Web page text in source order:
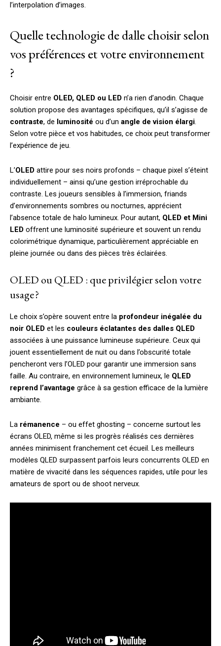
l’interpolation d’images.
Quelle technologie de dalle choisir selon
vos préférences et votre environnement
?
Choisir entre OLED, QLED ou LED n’a rien d’anodin. Chaque
solution propose des avantages spécifiques, qu’il s’agisse de
contraste, de luminosité ou d’un angle de vision élargi.
Selon votre pièce et vos habitudes, ce choix peut transformer
l’expérience de jeu.
L’OLED attire pour ses noirs profonds – chaque pixel s’éteint
individuellement – ainsi qu’une gestion irréprochable du
contraste. Les joueurs sensibles à l’immersion, friands
d’environnements sombres ou nocturnes, apprécient
l’absence totale de halo lumineux. Pour autant, QLED et Mini
LED offrent une luminosité supérieure et souvent un rendu
colorimétrique dynamique, particulièrement appréciable en
pleine journée ou dans des pièces très éclairées.
OLED ou QLED : que privilégier selon votre
usage ?
Le choix s’opère souvent entre la profondeur inégalée du
noir OLED et les couleurs éclatantes des dalles QLED
associées à une puissance lumineuse supérieure. Ceux qui
jouent essentiellement de nuit ou dans l’obscurité totale
pencheront vers l’OLED pour garantir une immersion sans
faille. Au contraire, en environnement lumineux, le QLED
reprend l’avantage grâce à sa gestion efficace de la lumière
ambiante.
La rémanence – ou effet ghosting – concerne surtout les
écrans OLED, même si les progrès réalisés ces dernières
années minimisent franchement cet écueil. Les meilleurs
modèles QLED surpassent parfois leurs concurrents OLED en
matière de vivacité dans les séquences rapides, utile pour les
amateurs de sport ou de shoot nerveux.